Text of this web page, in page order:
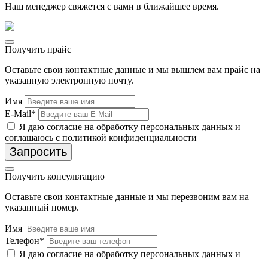
Наш менеджер свяжется с вами в ближайшее время.
Получить прайс
Оставьте свои контактные данные и мы вышлем вам прайс на
указанную электронную почту.
Имя
E-Mail*
Я даю согласие на обработку персональных данных и
соглашаюсь с политикой конфиденциальности
Запросить
Получить консультацию
Оставьте свои контактные данные и мы перезвоним вам на
указанный номер.
Имя
Телефон*
Я даю согласие на обработку персональных данных и